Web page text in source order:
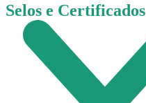
Selos e Certificados